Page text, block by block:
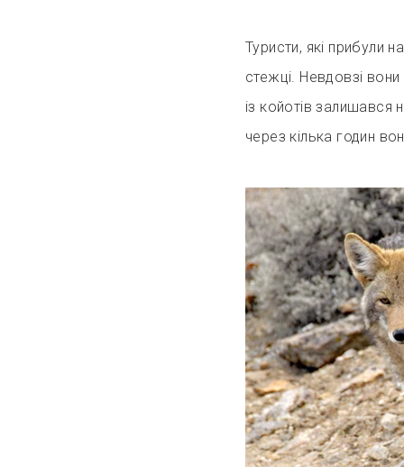
Туристи, які прибули
стежці. Невдовзі
із койотів залишався
через кілька годин